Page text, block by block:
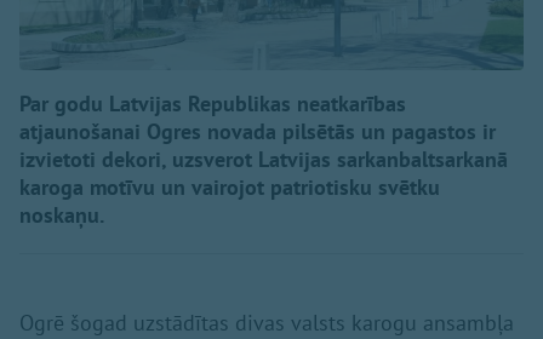
Par godu Latvijas Republikas neatkarības
atjaunošanai Ogres novada pilsētās un pagastos ir
izvietoti dekori, uzsverot Latvijas sarkanbaltsarkanā
karoga motīvu un vairojot patriotisku svētku
noskaņu.
Ogrē šogad uzstādītas divas valsts karogu ansambļa